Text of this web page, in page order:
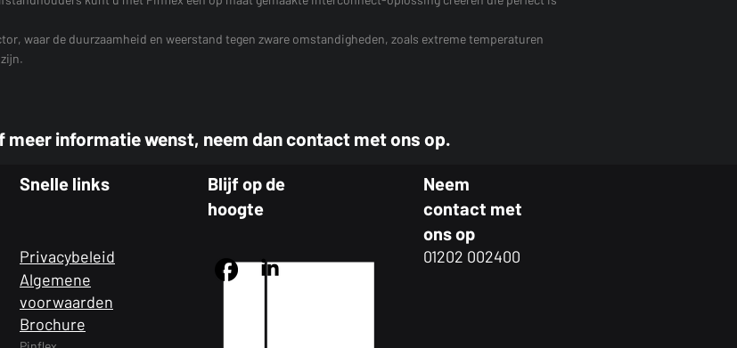
waar de duurzaamheid en weerstand tegen zware omstandigheden, zoals extreme temperaturen
meer informatie wenst, neem dan contact met ons op.
Snelle links
Privacybeleid
Algemene
voorwaarden
Brochure
Blijf op de
hoogte
Neem
contact met
ons op
01202 002400